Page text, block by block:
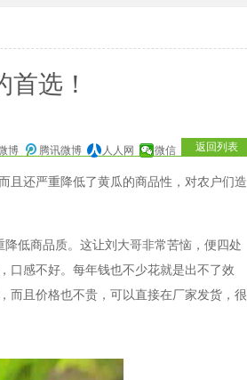
选！
返回列表
博 腾讯微博 人人网 微信
还严重降低了黄瓜的商品性，对农户们造
降低商品质。这让刘大哥非常苦恼，便四处
口感不好。每年钱也不少花就是出不了效
而且价格也不贵，可以直接在厂家发货，很